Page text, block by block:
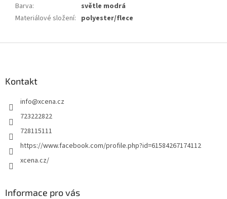
Barva:
světle modrá
Materiálové složení: polyester/flece
Kontakt
info@xcena.cz
723222822
728115111
https://www.facebook.com/profile.php?id=61584267174112
xcena.cz/
Informace pro vás